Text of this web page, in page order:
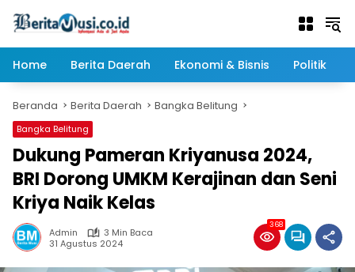
Home
Berita Daerah Ekonomi & Bisnis Politik
Beranda Berita Daerah Bangka Belitung
Bangka Belitung
Dukung Pameran Kriyanusa 2024,
BRI Dorong UMKM Kerajinan dan Seni
Kriya Naik Kelas
Admin
3 Min Baca
31 Agustus 2024
368